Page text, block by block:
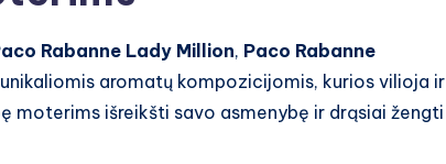
Rabanne Lady Million, Paco Rabanne
aromatų kompozicijomis, kurios vilioja ir
moterims išreikšti savo asmenybę ir drąsiai žengti